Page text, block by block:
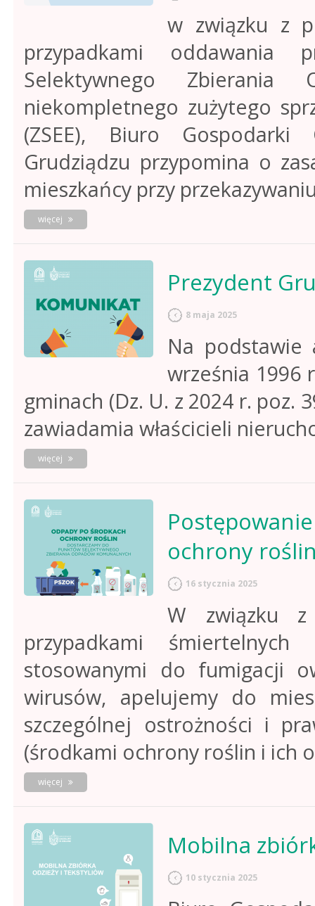
w związku z
przypadkami oddawania
Selektywnego Zbierania
niekompletnego zużytego
(ZSEE), Biuro
Grudziądzu przypomina o
mieszkańcy przy
więcej o
elektroodpady
do
przekazuj
stanie
kompletnym!
Prezydent
8 maja 2025
Na
września 1996
gminach (Dz. U. z 2024 r. poz.
zawiadamia właścicieli
więcej o
prezydent
grudziądza
ochrony
16 stycznia 2025
W związku
przypadkami
stosowanymi do fumigacji
wirusów, apelujemy do
szczególnej ostrożności i
(środkami ochrony roślin i ich
więcej o
postępowanie
z
postaci
ochrony
Mobilna
10 stycznia 2025